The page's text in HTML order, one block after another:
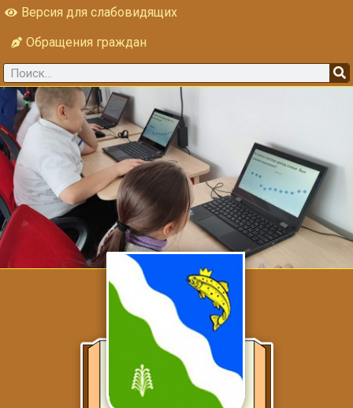
Версия для слабовидящих
Обращения граждан